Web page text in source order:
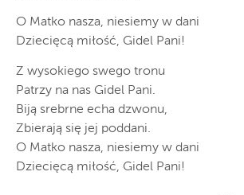
O Matko nasza, niesiemy w dani
Dziecięcą miłość, Gidel Pani!
Z wysokiego swego tronu
Patrzy na nas Gidel Pani.
Biją srebrne echa dzwonu,
Zbierają się jej poddani.
O Matko nasza, niesiemy w dani
Dziecięcą miłość, Gidel Pani!